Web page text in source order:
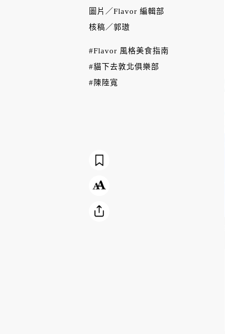
圖片／Flavor 編輯部
核稿／郭璈
#Flavor 風格美食指南
#貓下去敦北俱樂部
#陳陸寬